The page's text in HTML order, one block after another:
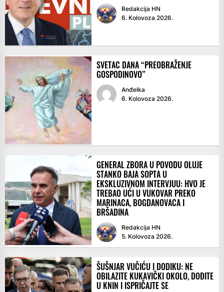
Redakcija HN
6. Kolovoza 2026.
SVETAC DANA “PREOBRAŽENJE
GOSPODINOVO”
Anđelka
6. Kolovoza 2026.
GENERAL ZBORA U POVODU OLUJE
STANKO BAJA SOPTA U
EKSKLUZIVNOM INTERVJUU: HVO JE
TREBAO UĆI U VUKOVAR PREKO
MARINACA, BOGDANOVACA I
BRŠADINA
Redakcija HN
5. Kolovoza 2026.
ŠUŠNJAR VUČIĆU I DODIKU: NE
OBILAZITE KUKAVIČKI OKOLO, DOĐITE
U KNIN I ISPRIČAJTE SE